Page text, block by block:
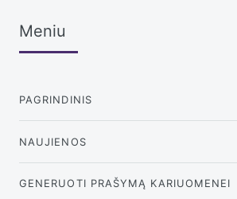
Meniu
PAGRINDINIS
NAUJIENOS
GENERUOTI PRAŠYMĄ KARIUOMENEI